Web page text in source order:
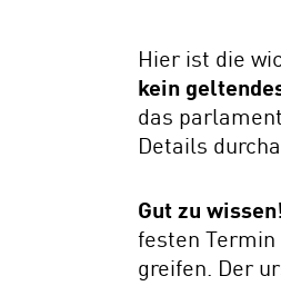
Hier ist die
kein
das
Details
Gut zu
festen
greifen. Der